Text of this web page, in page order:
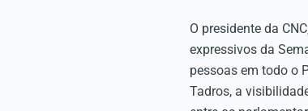
O presidente da
expressivos da
pessoas em todo o
Tadros, a